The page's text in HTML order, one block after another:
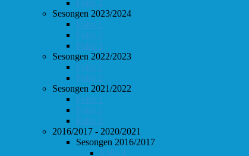
Follo 2
Sesongen 2023/2024
Follo 1
Follo 2
Follo 3
Sesongen 2022/2023
Follo 1
Follo 2
Sesongen 2021/2022
Follo 1
Follo 2
Follo 3
2016/2017 - 2020/2021
Sesongen 2016/2017
Follo 1